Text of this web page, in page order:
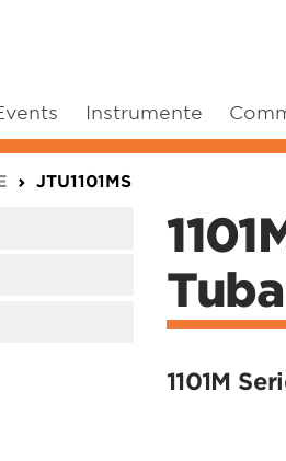
Instrumente
JTU1101MS
Tuba
1101M